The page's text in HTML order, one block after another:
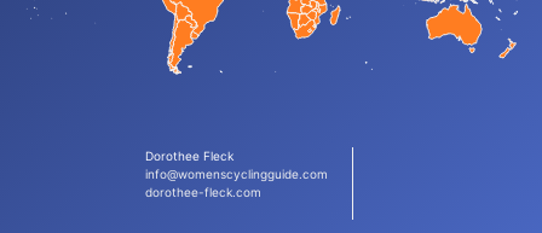
Dorothee Fleck
info@womenscyclingguide.com
dorothee-fleck.com